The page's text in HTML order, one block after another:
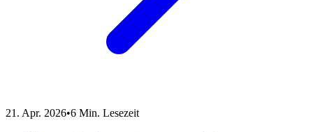
21. Apr. 2026•6 Min. Lesezeit